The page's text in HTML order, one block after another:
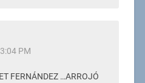
PM
FERNÁNDEZ …ARROJÓ